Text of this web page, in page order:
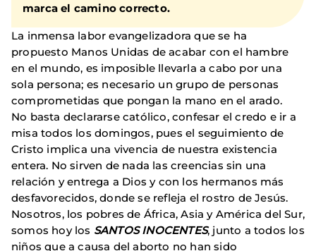
marca el camino correcto.
La inmensa labor evangelizadora que se ha
propuesto Manos Unidas de acabar con el hambre
en el mundo, es imposible llevarla a cabo por una
sola persona; es necesario un grupo de personas
comprometidas que pongan la mano en el arado.
No basta declararse católico, confesar el credo e ir a
misa todos los domingos, pues el seguimiento de
Cristo implica una vivencia de nuestra existencia
entera. No sirven de nada las creencias sin una
relación y entrega a Dios y con los hermanos más
desfavorecidos, donde se refleja el rostro de Jesús.
Nosotros, los pobres de África, Asia y América del Sur,
somos hoy los SANTOS INOCENTES, junto a todos los
niños que a causa del aborto no han sido